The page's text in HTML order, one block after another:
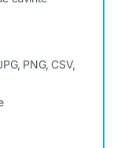
PNG, CSV,